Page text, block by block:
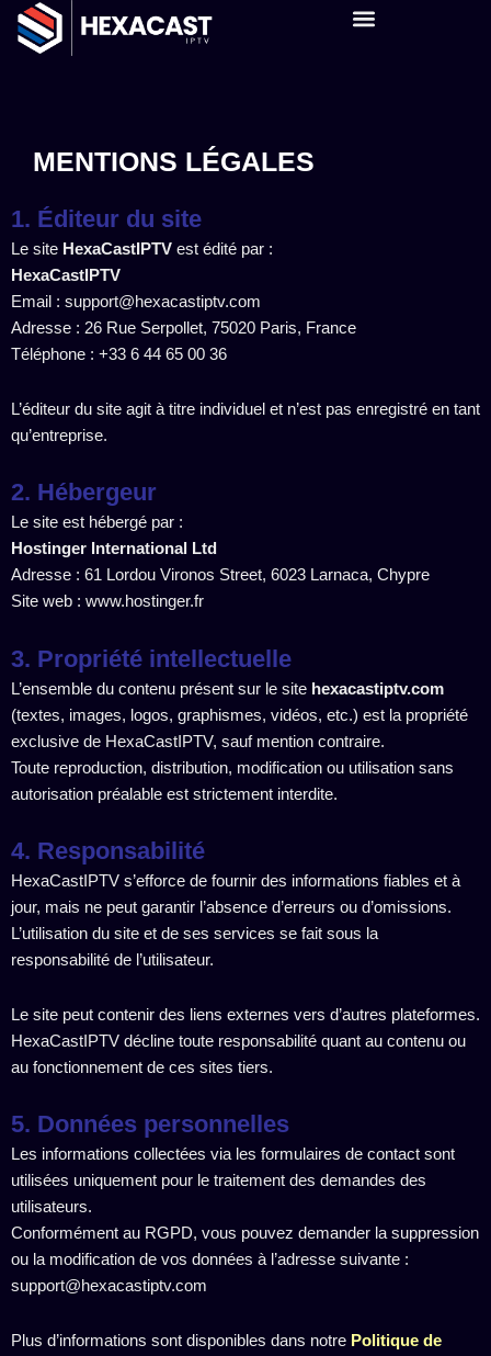
Aller
MENTIONS LÉGALES
1. Éditeur du site
Le site HexaCastIPTV est édité par :
HexaCastIPTV
Email : support@hexacastiptv.com
Adresse : 26 Rue Serpollet, 75020 Paris, France
Téléphone : +33 6 44 65 00 36
L’éditeur du site agit à titre individuel et n’est pas enregistré en tant
qu’entreprise.
2. Hébergeur
Le site est hébergé par :
Hostinger International Ltd
Adresse : 61 Lordou Vironos Street, 6023 Larnaca, Chypre
Site web : www.hostinger.fr
3. Propriété intellectuelle
L’ensemble du contenu présent sur le site hexacastiptv.com
(textes, images, logos, graphismes, vidéos, etc.) est la propriété
exclusive de HexaCastIPTV, sauf mention contraire.
Toute reproduction, distribution, modification ou utilisation sans
autorisation préalable est strictement interdite.
4. Responsabilité
HexaCastIPTV s’efforce de fournir des informations fiables et à
jour, mais ne peut garantir l’absence d’erreurs ou d’omissions.
L’utilisation du site et de ses services se fait sous la
responsabilité de l’utilisateur.
Le site peut contenir des liens externes vers d’autres plateformes.
HexaCastIPTV décline toute responsabilité quant au contenu ou
au fonctionnement de ces sites tiers.
5. Données personnelles
Les informations collectées via les formulaires de contact sont
utilisées uniquement pour le traitement des demandes des
utilisateurs.
Conformément au RGPD, vous pouvez demander la suppression
ou la modification de vos données à l’adresse suivante :
support@hexacastiptv.com
Plus d’informations sont disponibles dans notre Politique de